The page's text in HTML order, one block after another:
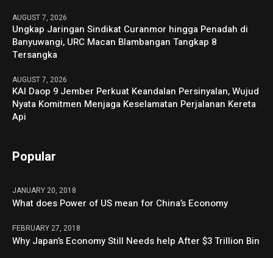
AUGUST 7, 2026
Ungkap Jaringan Sindikat Curanmor hingga Penadah di
Banyuwangi, URC Macan Blambangan Tangkap 8
Tersangka
AUGUST 7, 2026
KAI Daop 9 Jember Perkuat Keandalan Persinyalan, Wujud
Nyata Komitmen Menjaga Keselamatan Perjalanan Kereta
Api
Popular
JANUARY 20, 2018
What does Power of US mean for China’s Economy
FEBRUARY 27, 2018
Why Japan’s Economy Still Needs help After $3 Trillion Bin